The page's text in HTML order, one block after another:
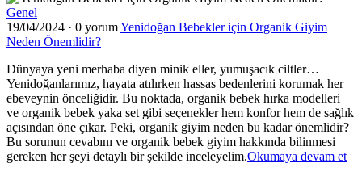
Genel
19/04/2024 · 0 yorumYenidoğan Bebekler için Organik Giyim
Neden Önemlidir?
Dünyaya yeni merhaba diyen minik eller, yumuşacık ciltler…
Yenidoğanlarımız, hayata atılırken hassas bedenlerini korumak her
ebeveynin önceliğidir. Bu noktada, organik bebek hırka modelleri
ve organik bebek yaka set gibi seçenekler hem konfor hem de sağlık
açısından öne çıkar. Peki, organik giyim neden bu kadar önemlidir?
Bu sorunun cevabını ve organik bebek giyim hakkında bilinmesi
gereken her şeyi detaylı bir şekilde inceleyelim.Okumaya devam et